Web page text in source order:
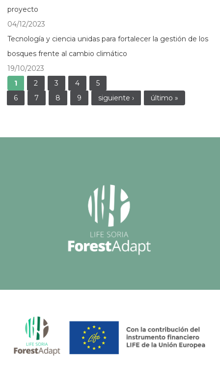
proyecto
04/12/2023
Tecnología y ciencia unidas para fortalecer la gestión de los
bosques frente al cambio climático
19/10/2023
Páginas
1 2 3 4
5
6
7 8 9 siguiente › último »